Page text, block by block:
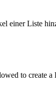
einer Liste
to create a